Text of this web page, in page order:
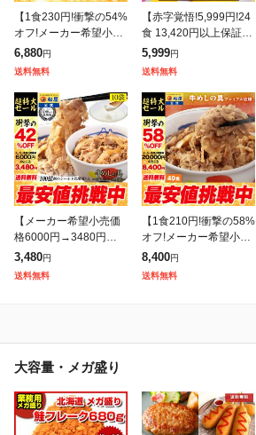
【1食230円!衝撃の54%
オフ!メーカー希望小売
価格15,000円→6,880
円】 牛めしの具(プレミ
6,880円
送料無料
【赤字覚悟!5,999円!24
食 13,420円以上保証!】
松屋 新春 ドリームガチ
ャ 福袋 2026 最大27,42
5,999円
送料無料
【メーカー希望小売価
格6000円→3480円】
松屋 乳酸菌入り牛めし
の具(プレミアム仕様)1
3,480円
送料無料
【1食210円!衝撃の58%
オフ!メーカー希望小売
価格20,000円→8,400
円】 松屋 新牛めしの具
8,400円
送料無料
大容量・メガ盛り